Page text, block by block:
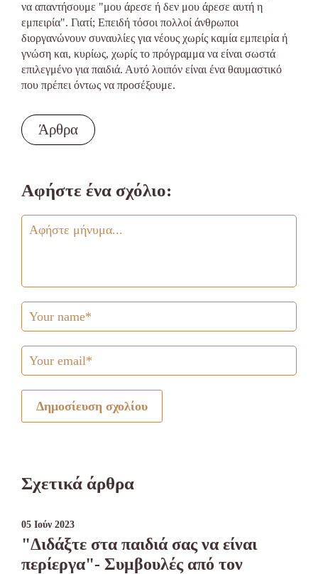
να απαντήσουμε "μου άρεσε ή δεν μου άρεσε αυτή η
εμπειρία". Γιατί; Επειδή τόσοι πολλοί άνθρωποι
διοργανώνουν συναυλίες για νέους χωρίς καμία εμπειρία ή
γνώση και, κυρίως, χωρίς το πρόγραμμα να είναι σωστά
επιλεγμένο για παιδιά. Αυτό λοιπόν είναι ένα θαυμαστικό
που πρέπει όντως να προσέξουμε.
Άρθρα
Αφήστε ένα σχόλιο:
Δημοσίευση σχολίου
Σχετικά άρθρα
05 Ιούν 2023
"Διδάξτε στα παιδιά σας να είναι
περίεργα"- Συμβουλές από τον